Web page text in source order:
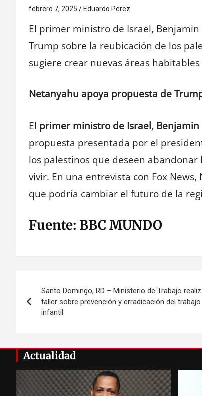
febrero 7, 2025 Eduardo Perez
El primer ministro de Israel,
Trump sobre la reubicación de los
sugiere crear nuevas áreas
Netanyahu apoya propuesta de
El primer ministro de Israel,
propuesta presentada por el
los palestinos que deseen abandonar
vivir. En una entrevista con Fox
que podría cambiar el futuro de la
Fuente: BBC MUNDO
de
Santo Domingo, RD – Ministerio de Trabajo
taller sobre prevención y erradicación del trabajo
infantil
Actualidad